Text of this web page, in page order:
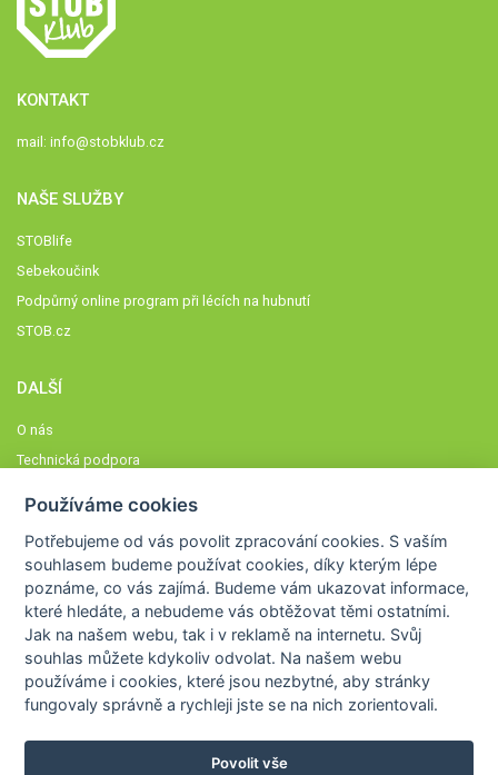
KONTAKT
mail: info@stobklub.cz
NAŠE SLUŽBY
STOBlife
Sebekoučink
Podpůrný online program při lécích na hubnutí
STOB.cz
DALŠÍ
O nás
Technická podpora
Členové STOBklubu
Zásady nakládání s osobními údaji
Otestujte se
Spočítejte si
Výzva 52
Používáme cookies
Potřebujeme od vás povolit zpracování cookies. S vaším
souhlasem budeme používat cookies, díky kterým lépe
poznáme,co vás zajímá. Budeme vám ukazovat informace,
které hledáte, a nebudeme vás obtěžovat těmi ostatními.
Jak na našem webu, tak i v reklamě na internetu. Svůj
souhlas můžete kdykoliv odvolat. Na našem webu
používáme i cookies, které jsou nezbytné, aby stránky
fungovaly správně a rychleji jste se na nich zorientovali.
Povolit vše